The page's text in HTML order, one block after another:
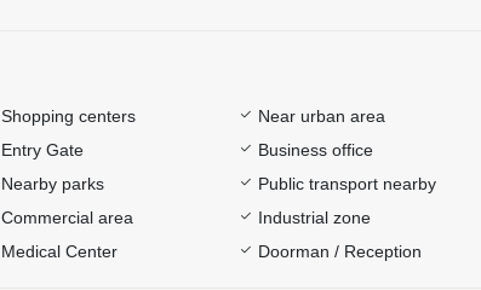
Shopping centers
Near urban area
Entry Gate
Business office
Nearby parks
Public transport nearby
Commercial area
Industrial zone
Medical Center Doorman / Reception